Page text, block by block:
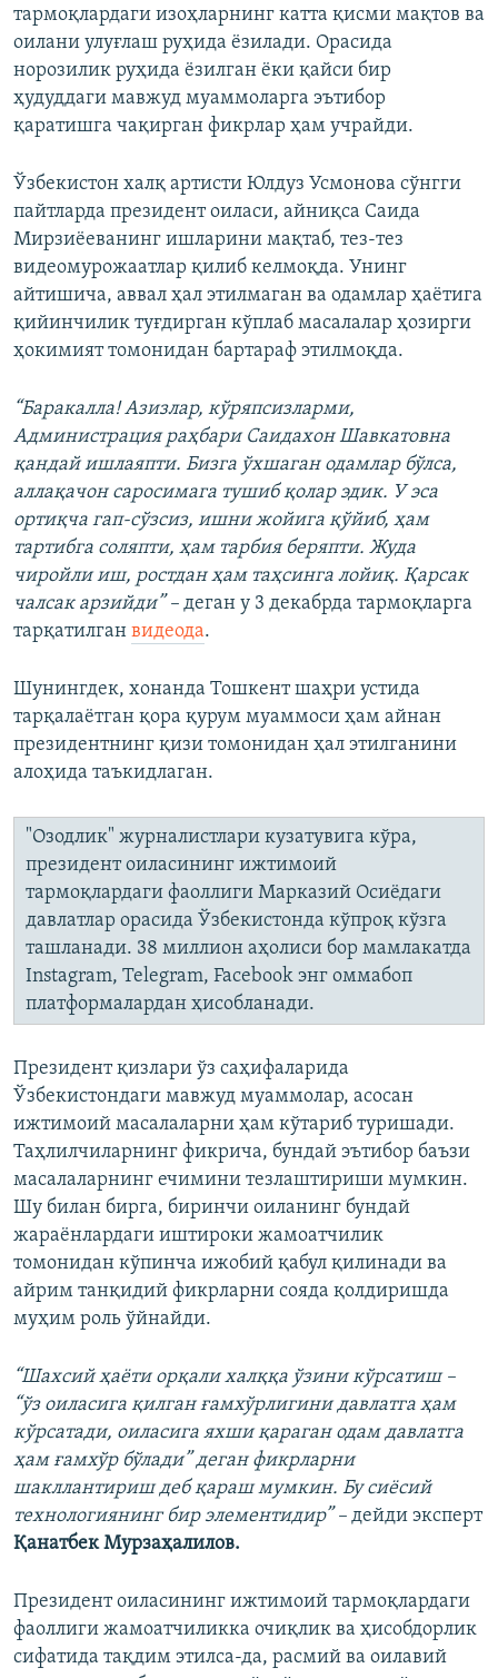
тармоқлардаги изоҳларнинг катта қисми мақтов ва
оилани улуғлаш руҳида ёзилади. Орасида
норозилик руҳида ёзилган ёки қайси бир
ҳудуддаги мавжуд муаммоларга эътибор
қаратишга чақирган фикрлар ҳам учрайди.
Ўзбекистон халқ артисти Юлдуз Усмонова сўнгги
пайтларда президент оиласи, айниқса Саида
Мирзиёеванинг ишларини мақтаб, тез-тез
видеомурожаатлар қилиб келмоқда. Унинг
айтишича, аввал ҳал этилмаган ва одамлар ҳаётига
қийинчилик туғдирган кўплаб масалалар ҳозирги
ҳокимият томонидан бартараф этилмоқда.
“Баракалла! Азизлар, кўряпсизларми,
Администрация раҳбари Саидахон Шавкатовна
қандай ишлаяпти. Бизга ўхшаган одамлар бўлса,
аллақачон саросимага тушиб қолар эдик. У эса
ортиқча гап-сўзсиз, ишни жойига қўйиб, ҳам
тартибга соляпти, ҳам тарбия беряпти. Жуда
чиройли иш, ростдан ҳам таҳсинга лойиқ. Қарсак
чалсак арзийди” – деган у 3 декабрда тармоқларга
тарқатилган видеода.
Шунингдек, хонанда Тошкент шаҳри устида
тарқалаётган қора қурум муаммоси ҳам айнан
президентнинг қизи томонидан ҳал этилганини
алоҳида таъкидлаган.
"Озодлик" журналистлари кузатувига кўра,
президент оиласининг ижтимоий
тармоқлардаги фаоллиги Марказий Осиёдаги
давлатлар орасида Ўзбекистонда кўпроқ кўзга
ташланади. 38 миллион аҳолиси бор мамлакатда
Instagram, Telegram, Facebook энг оммабоп
платформалардан ҳисобланади.
Президент қизлари ўз саҳифаларида
Ўзбекистондаги мавжуд муаммолар, асосан
ижтимоий масалаларни ҳам кўтариб туришади.
Таҳлилчиларнинг фикрича, бундай эътибор баъзи
масалаларнинг ечимини тезлаштириши мумкин.
Шу билан бирга, биринчи оиланинг бундай
жараёнлардаги иштироки жамоатчилик
томонидан кўпинча ижобий қабул қилинади ва
айрим танқидий фикрларни сояда қолдиришда
муҳим роль ўйнайди.
“Шахсий ҳаёти орқали халққа ўзини кўрсатиш –
“ўз оиласига қилган ғамхўрлигини давлатга ҳам
кўрсатади, оиласига яхши қараган одам давлатга
ҳам ғамхўр бўлади” деган фикрларни
шакллантириш деб қараш мумкин. Бу сиёсий
технологиянинг бир элементидир” – дейди эксперт
Қанатбек Мурзаҳалилов.
Президент оиласининг ижтимоий тармоқлардаги
фаоллиги жамоатчиликка очиқлик ва ҳисобдорлик
сифатида тақдим этилса-да, расмий ва оилавий